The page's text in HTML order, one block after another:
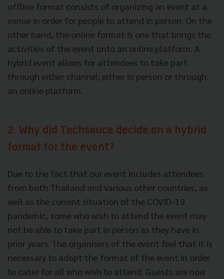
offline format consists of organizing an event at a
venue in order for people to attend in person. On the
other hand, the online format is one that brings the
activities of the event onto an online platform. A
hybrid event allows for attendees to take part
through either channel; either in person or through
an online platform.
2. Why did Techsauce decide on a hybrid
format for the event?
Due to the fact that our event includes attendees
from both Thailand and various other countries, as
well as the current situation of the COVID-19
pandemic, some who wish to attend the event may
not be able to take part in person as they have in
prior years. The organisers of the event feel that it is
necessary to adapt the format of the event in order
to cater for all who wish to attend. Guests are now